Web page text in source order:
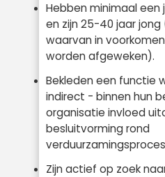
Hebben minimaal een
en zijn 25-40 jaar
waarvan in
worden afgeweken).
Bekleden een functie
indirect - binnen hun
organisatie invloed
besluitvorming rond
Zijn actief op zoek